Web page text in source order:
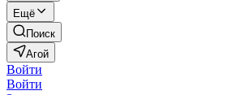
Ещё
Поиск
Агой
Войти
Войти